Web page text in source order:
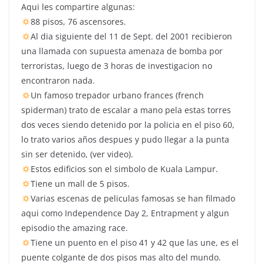
Aqui les compartire algunas:
88 pisos, 76 ascensores.
Al dia siguiente del 11 de Sept. del 2001 recibieron
una llamada con supuesta amenaza de bomba por
terroristas, luego de 3 horas de investigacion no
encontraron nada.
Un famoso trepador urbano frances (french
spiderman) trato de escalar a mano pela estas torres
dos veces siendo detenido por la policia en el piso 60,
lo trato varios años despues y pudo llegar a la punta
sin ser detenido, (ver video).
Estos edificios son el simbolo de Kuala Lampur.
Tiene un mall de 5 pisos.
Varias escenas de peliculas famosas se han filmado
aqui como Independence Day 2, Entrapment y algun
episodio the amazing race.
Tiene un puento en el piso 41 y 42 que las une, es el
puente colgante de dos pisos mas alto del mundo.